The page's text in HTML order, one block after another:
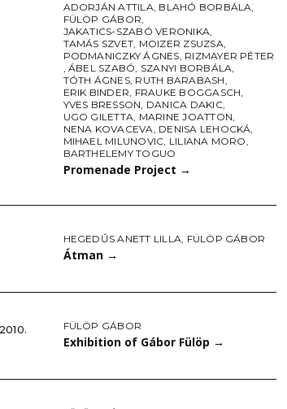
ADORJÁN ATTILA, BLAHÓ BORBÁLA,
FÜLÖP GÁBOR,
JAKATICS-SZABÓ VERONIKA,
TAMÁS SZVET, MOIZER ZSUZSA,
PODMANICZKY ÁGNES, RIZMAYER PÉTER
, ÁBEL SZABÓ, SZANYI BORBÁLA,
TÓTH ÁGNES, RUTH BARABASH,
ERIK BINDER, FRAUKE BOGGASCH,
YVES BRESSON, DANICA DAKIC,
UGO GILETTA, MARINE JOATTON,
NENA KOVACEVA, DENISA LEHOCKÁ,
MIHAEL MILUNOVIC, LILIANA MORO,
BARTHELEMY TOGUO
Promenade Project →
HEGEDŰS ANETT LILLA FÜLÖP GÁBOR
Átman →
FÜLÖP GÁBOR
Exhibition of Gábor Fülöp →